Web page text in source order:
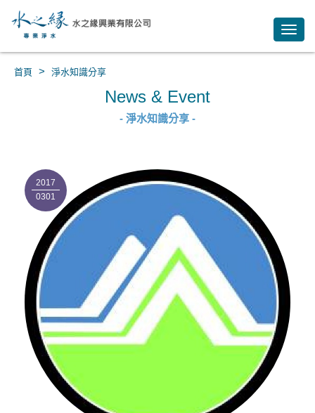
首頁 > 淨水知識分享
News & Event
- 淨水知識分享 -
2017
0301